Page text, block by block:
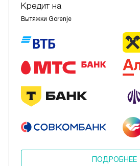
Кредит на
Вытяжки Gorenje
ПОДРОБНЕЕ